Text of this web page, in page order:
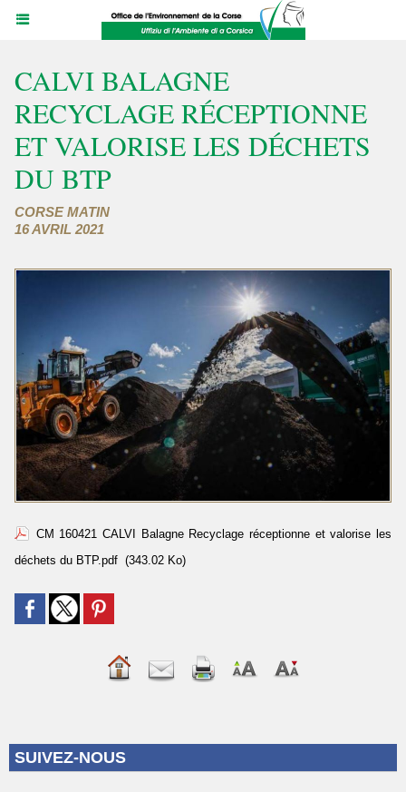
CALVI BALAGNE
RECYCLAGE RÉCEPTIONNE
ET VALORISE LES DÉCHETS
DU BTP
CORSE MATIN
16 AVRIL 2021
CM 160421 CALVI Balagne Recyclage réceptionne et valorise les
déchets du BTP.pdf (343.02 Ko)
SUIVEZ-NOUS